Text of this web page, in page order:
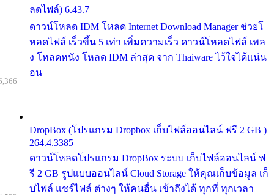
ลดไฟล์) 6.43.7
ดาวน์โหลด IDM โหลด Internet Download Manager ช่วยโ
หลดไฟล์ เร็วขึ้น 5 เท่า เพิ่มความเร็ว ดาวน์โหลดไฟล์ เพล
ง โหลดหนัง โหลด IDM ล่าสุด จาก Thaiware ไว้ใจได้แน่น
อน
DropBox (โปรแกรม Dropbox เก็บไฟล์ออนไลน์ ฟรี 2 GB )
264.4.3385
ดาวน์โหลดโปรแกรม DropBox ระบบ เก็บไฟล์ออนไลน์ ฟ
รี 2 GB รูปแบบออนไลน์ Cloud Storage ให้คุณเก็บข้อมูล เก็
บไฟล์ แชร์ไฟล์ ต่างๆ ให้คนอื่น เข้าถึงได้ ทุกที่ ทุกเวลา